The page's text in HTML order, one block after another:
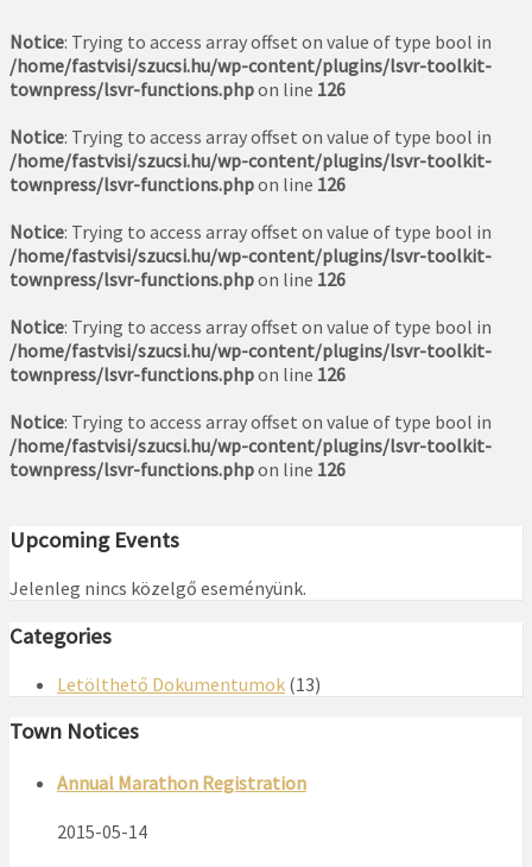
Notice: Trying to access array offset on value of type bool in
/home/fastvisi/szucsi.hu/wp-content/plugins/lsvr-toolkit-
townpress/lsvr-functions.phpon line 126
Notice: Trying to access array offset on value of type bool in
/home/fastvisi/szucsi.hu/wp-content/plugins/lsvr-toolkit-
townpress/lsvr-functions.phpon line 126
Notice: Trying to access array offset on value of type bool in
/home/fastvisi/szucsi.hu/wp-content/plugins/lsvr-toolkit-
townpress/lsvr-functions.phpon line 126
Notice: Trying to access array offset on value of type bool in
/home/fastvisi/szucsi.hu/wp-content/plugins/lsvr-toolkit-
townpress/lsvr-functions.phpon line 126
Notice: Trying to access array offset on value of type bool in
/home/fastvisi/szucsi.hu/wp-content/plugins/lsvr-toolkit-
townpress/lsvr-functions.phpon line 126
Upcoming Events
Jelenleg nincs közelgő eseményünk.
Categories
Letölthető Dokumentumok (13)
Town Notices
Annual Marathon Registration
2015-05-14